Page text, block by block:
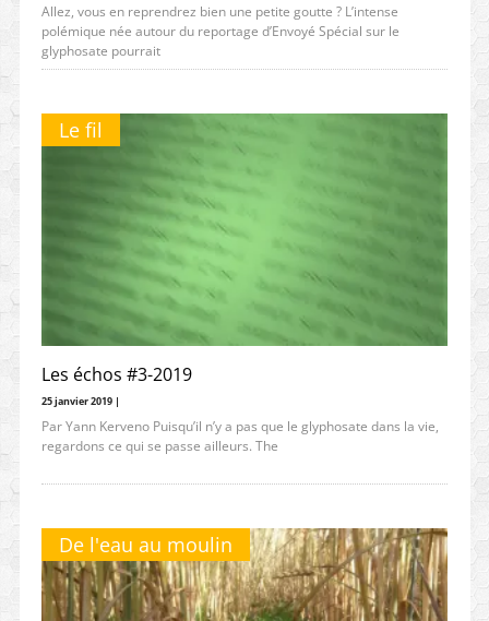
Allez, vous en reprendrez bien une petite goutte ? L’intense
polémique née autour du reportage d’Envoyé Spécial sur le
glyphosate pourrait
Le fil
Les échos #3-2019
25 janvier 2019 |
Par Yann Kerveno Puisqu’il n’y a pas que le glyphosate dans la vie,
regardons ce qui se passe ailleurs. The
De l'eau au moulin